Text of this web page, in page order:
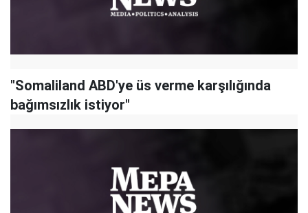
"Somaliland ABD'ye üs verme karşılığında
bağımsızlık istiyor"